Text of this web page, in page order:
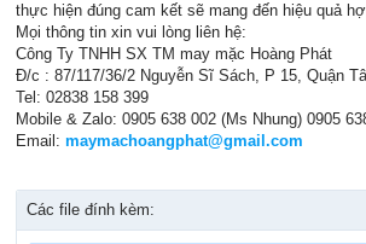
thực hiện đúng cam kết sẽ mang đến hiệu quả
Mọi thông tin xin vui lòng liên hệ:
Công Ty TNHH SX TM may mặc Hoàng Phát
Đ/c : 87/117/36/2 Nguyễn Sĩ Sách, P 15, Quận
Tel: 02838 158 399
Mobile & Zalo: 0905 638 002 (Ms Nhung) 0905
Email: maymachoangphat@gmail.com
Các file đính kèm: